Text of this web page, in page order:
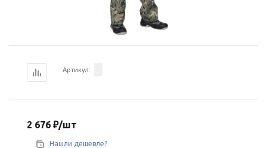
Артикул:
2 676 ₽/шт
Нашли дешевле?